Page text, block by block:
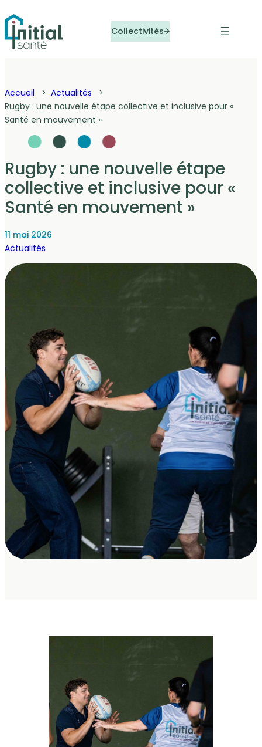
Collectivités
Accueil
Actualités
Rugby : une nouvelle étape collective et inclusive pour «
Santé en mouvement »
Rugby : une nouvelle étape
collective et inclusive pour «
Santé en mouvement »
11 mai 2026
Actualités